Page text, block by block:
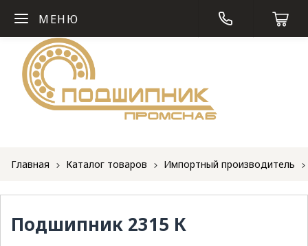
МЕНЮ
Главная Каталог товаров Импортный производитель
Подшипник 2315 К